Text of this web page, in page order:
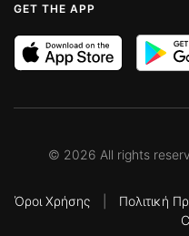
GET THE APP
© 2026 All rights
Όροι Χρήσης Πολιτική